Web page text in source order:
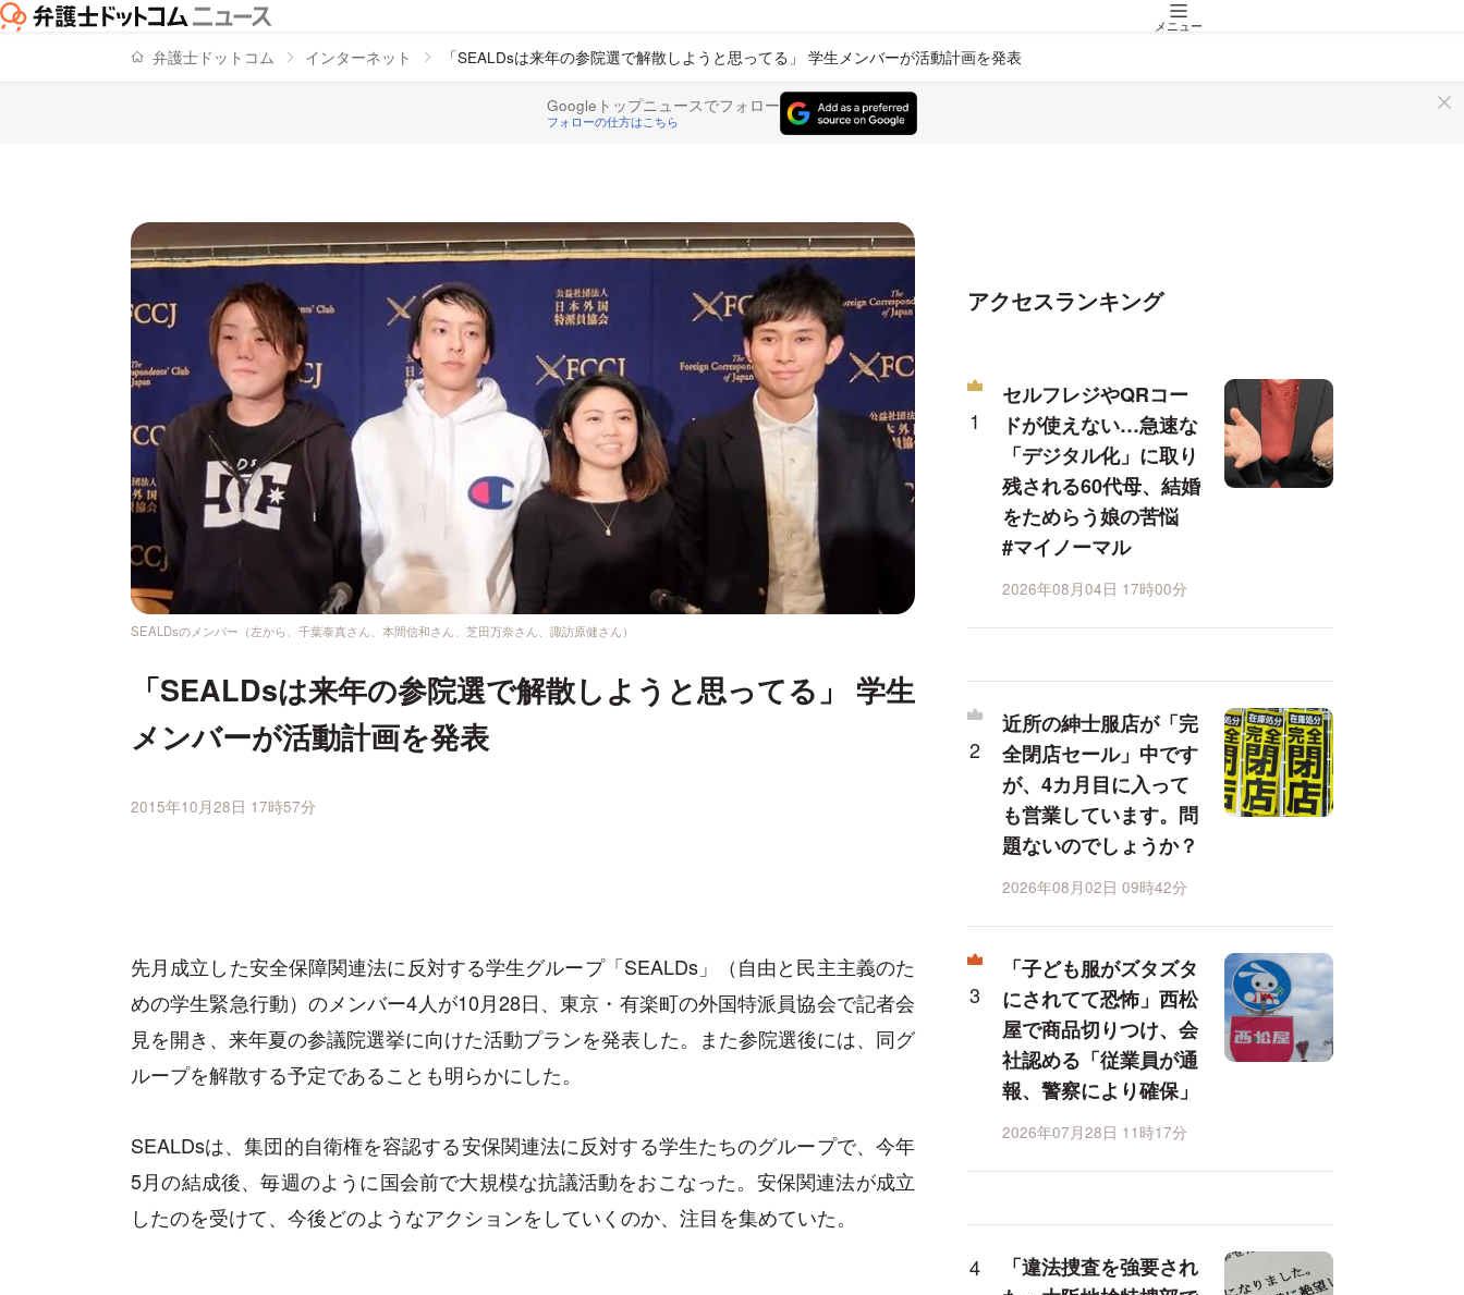
メニュー
弁護士ドットコム インターネット 「SEALDsは来年の参院選で解散しようと思ってる」 学生メンバーが活動計画を発表
Googleトップニュースでフォロー
フォローの仕方はこちら
SEALDsのメンバー（左から、千葉泰真さん、本間信和さん、芝田万奈さん、諏訪原健さん）
「SEALDsは来年の参院選で解散しようと思ってる」 学生
メンバーが活動計画を発表
2015年10月28日 17時57分
先月成立した安全保障関連法に反対する学生グループ「SEALDs」（自由と民主主義のた
めの学生緊急行動）のメンバー4人が10月28日、東京・有楽町の外国特派員協会で記者会
見を開き、来年夏の参議院選挙に向けた活動プランを発表した。また参院選後には、同グ
ループを解散する予定であることも明らかにした。
SEALDsは、集団的自衛権を容認する安保関連法に反対する学生たちのグループで、今年
5月の結成後、毎週のように国会前で大規模な抗議活動をおこなった。安保関連法が成立
したのを受けて、今後どのようなアクションをしていくのか、注目を集めていた。
アクセスランキング
セルフレジやQRコー
ドが使えない…急速な
「デジタル化」に取り
残される60代母、結婚
をためらう娘の苦悩
#マイノーマル
2026年08月04日 17時00分
近所の紳士服店が「完
全閉店セール」中です
が、4カ月目に入って
も営業しています。問
題ないのでしょうか？
2026年08月02日 09時42分
「子ども服がズタズタ
にされてて恐怖」西松
屋で商品切りつけ、会
社認める「従業員が通
報、警察により確保」
2026年07月28日 11時17分
「違法捜査を強要され